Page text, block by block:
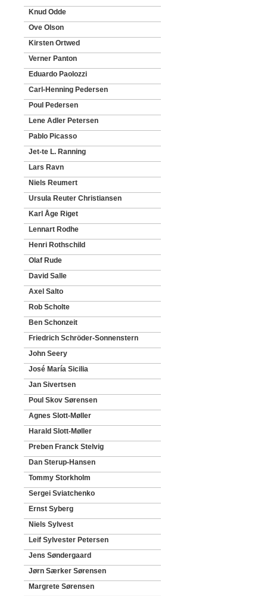
Knud Odde
Ove Olson
Kirsten Ortwed
Verner Panton
Eduardo Paolozzi
Carl-Henning Pedersen
Poul Pedersen
Lene Adler Petersen
Pablo Picasso
Jet-te L. Ranning
Lars Ravn
Niels Reumert
Ursula Reuter Christiansen
Karl Åge Riget
Lennart Rodhe
Henri Rothschild
Olaf Rude
David Salle
Axel Salto
Rob Scholte
Ben Schonzeit
Friedrich Schröder-Sonnenstern
John Seery
José María Sicilia
Jan Sivertsen
Poul Skov Sørensen
Agnes Slott-Møller
Harald Slott-Møller
Preben Franck Stelvig
Dan Sterup-Hansen
Tommy Storkholm
Sergei Sviatchenko
Ernst Syberg
Niels Sylvest
Leif Sylvester Petersen
Jens Søndergaard
Jørn Særker Sørensen
Margrete Sørensen